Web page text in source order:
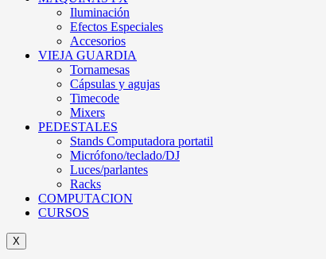
Iluminación
Efectos Especiales
Accesorios
VIEJA GUARDIA
Tornamesas
Cápsulas y agujas
Timecode
Mixers
PEDESTALES
Stands Computadora portatil
Micrófono/teclado/DJ
Luces/parlantes
Racks
COMPUTACION
CURSOS
X